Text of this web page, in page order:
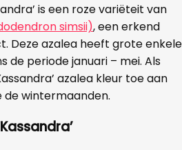
is een roze variëteit van
simsii), een erkend
Deze azalea heeft grote enkele
de periode januari – mei. Als
azalea kleur toe aan
wintermaanden.